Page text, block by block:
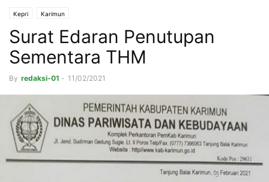
Kepri Karimun
Surat Edaran Penutupan
Sementara THM
By redaksi-01 - 11/02/2021